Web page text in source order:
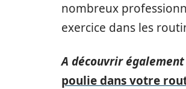
nombreux
exercice dans les
A découvrir
poulie dans votre